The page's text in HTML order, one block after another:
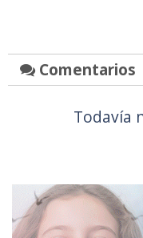
Comentarios
Todavía